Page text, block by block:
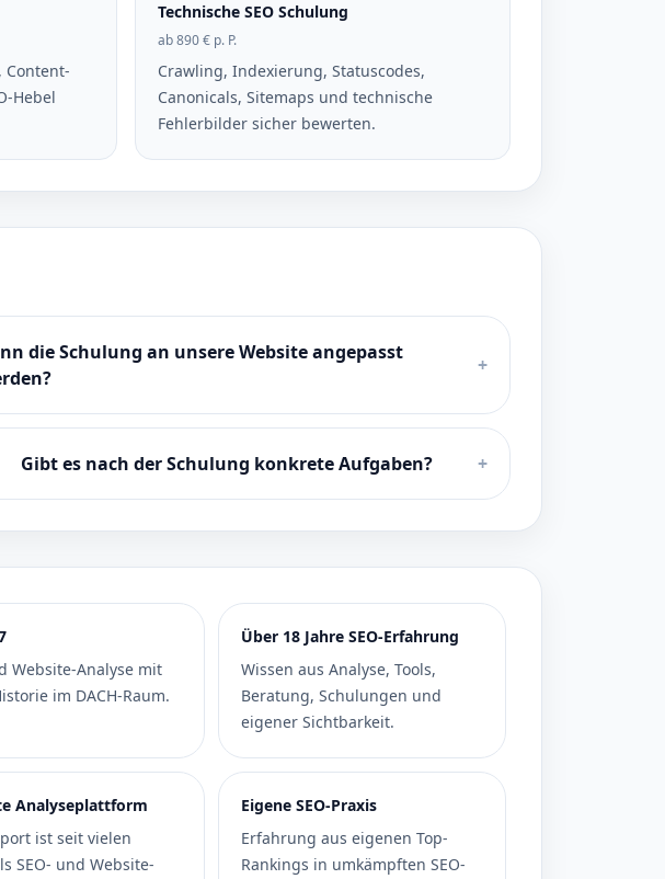
Content-
Hebel
Technische SEO Schulung
ab 890 € p. P.
Crawling, Indexierung, Statuscodes,
Canonicals, Sitemaps und technische
Fehlerbilder sicher bewerten.
die Schulung an unsere Website angepasst
+
Gibt es nach der Schulung konkrete Aufgaben? +
Website-Analyse mit
im DACH-Raum.
Über 18 Jahre SEO-Erfahrung
Wissen aus Analyse, Tools,
Beratung, Schulungen und
eigener Sichtbarkeit.
Analyseplattform
ist seit vielen
SEO- und Website-
Eigene SEO-Praxis
Erfahrung aus eigenen Top-
Rankings in umkämpften SEO-